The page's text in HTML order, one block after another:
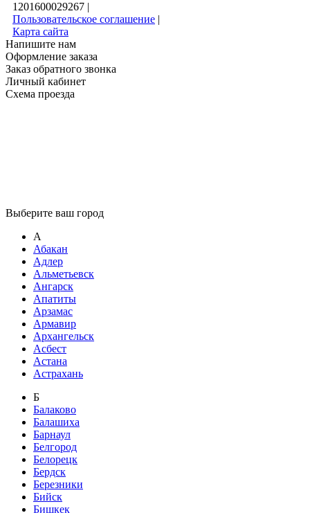
1201600029267 |
Пользовательское соглашение |
Карта сайта
Напишите нам
Оформление заказа
Заказ обратного звонка
Личный кабинет
Схема проезда
Выберите ваш город
А
Абакан
Адлер
Альметьевск
Ангарск
Апатиты
Арзамас
Армавир
Архангельск
Асбест
Астана
Астрахань
Б
Балаково
Балашиха
Барнаул
Белгород
Белорецк
Бердск
Березники
Бийск
Бишкек